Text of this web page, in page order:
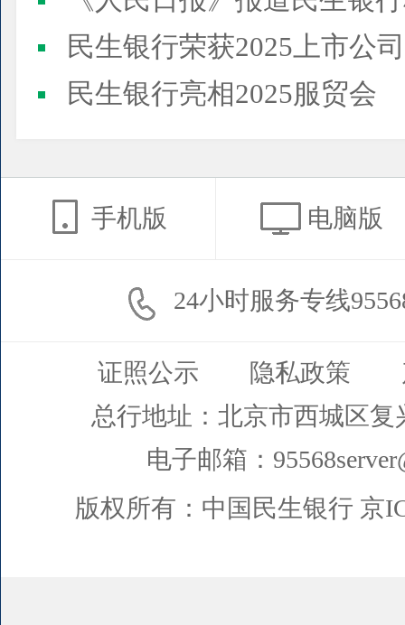
民生银行荣获2025上市公司董事会最佳实践案例、上市公
民生银行亮相2025服贸会
手机版 电脑版
24小时服务专线
证照公示 隐私政策
总行地址：北京市西城区复
电子邮箱：
版权所有：中国民生银行 京